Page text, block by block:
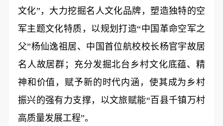
文化”，大力挖掘名人文化品牌，塑造独特的空
军主题文化特质，以规划打造“中国革命空军之
父”杨仙逸祖居、中国首位航校校长杨官宇故居
名人故居群；充分发掘北台乡村文化底蕴、精
神和价值，赋予新的时代内涵，使其成为乡村
振兴的强有力支撑，以文旅赋能“百县千镇万村
高质量发展工程”。